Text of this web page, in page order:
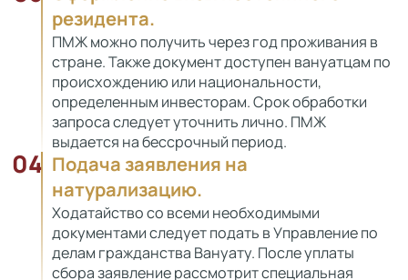
резидента.
ПМЖ можно получить через год проживания в
стране. Также документ доступен вануатцам по
происхождению или национальности,
определенным инвесторам. Срок обработки
запроса следует уточнить лично. ПМЖ
выдается на бессрочный период.
04 Подача заявления на
натурализацию.
Ходатайство со всеми необходимыми
документами следует подать в Управление по
делам гражданства Вануату. После уплаты
сбора заявление рассмотрит специальная